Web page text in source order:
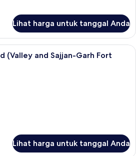
Lihat harga untuk tanggal Anda
Seprai Frette Italia, seprai premium,
(Valley and Sajjan-Garh Fort
Lihat harga untuk tanggal Anda